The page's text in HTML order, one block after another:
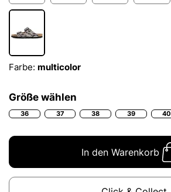
Farbe: multicolor
Größe wählen
36 37 38 39 40
In den Warenkorb